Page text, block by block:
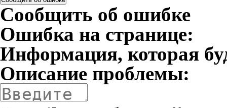
Сообщить об ошибке
Ошибка на странице:
Информация, которая
Описание проблемы: